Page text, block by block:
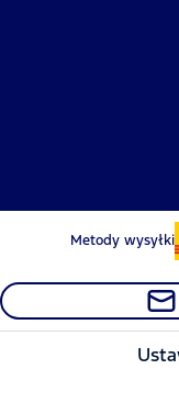
Metody wysyłki